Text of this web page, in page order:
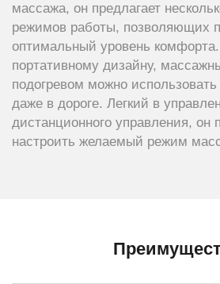
массажа, он предлагает
режимов работы, позволяющих
оптимальный уровень
портативному дизайну,
подогревом можно
даже в дороге. Легкий в
дистанционного управления, он
настроить желаемый режим